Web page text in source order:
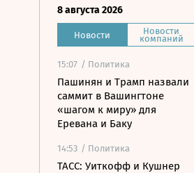
8 августа 2026
Новости Новости
компаний
15:07 / Политика
Пашинян и Трамп назвали
саммит в Вашингтоне
«шагом к миру» для
Еревана и Баку
14:53 / Политика
ТАСС: Уиткофф и Кушнер